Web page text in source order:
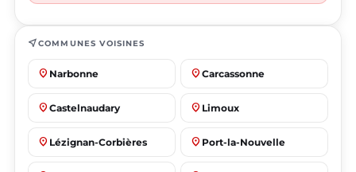
near_meCOMMUNES VOISINES
place Narbonne place Carcassonne
place Castelnaudary place Limoux
place Lézignan-Corbières place Port-la-Nouvelle